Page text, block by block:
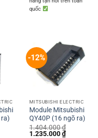
quốc
-12%
MITSUBISHI ELECTRIC
Module Mitsubishi
QY40P (16 ngõ ra)
1.404.000₫
Original
1.235.000₫Current